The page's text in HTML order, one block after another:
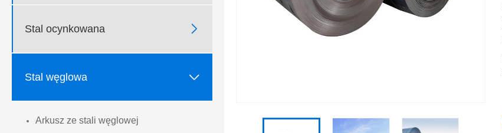
Stal ocynkowana 
Stal węglowa 
Arkusz ze stali węglowej